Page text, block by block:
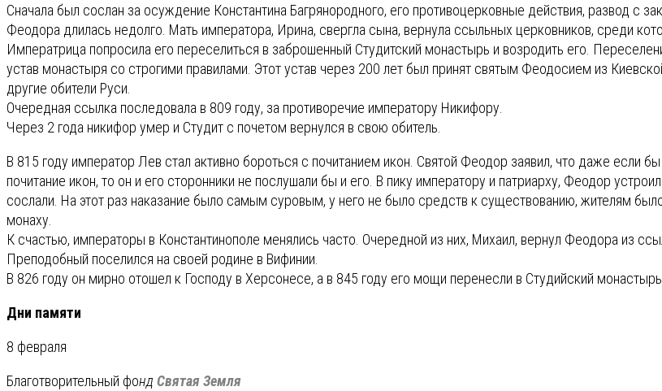
Сначала был сослан за осуждение Константина Багрянородного, его противоцерковные действия, развод с
Феодора длилась недолго. Мать императора, Ирина, свергла сына, вернула ссыльных церковников, среди
Императрица попросила его переселиться в заброшенный Студитский монастырь и возродить его.
устав монастыря со строгими правилами. Этот устав через 200 лет был принят святым Феодосием из
другие обители Руси.
Очередная ссылка последовала в 809 году, за противоречие императору Никифору.
Через 2 года никифор умер и Студит с почетом вернулся в свою обитель.
В 815 году император Лев стал активно бороться с почитанием икон. Святой Феодор заявил, что даже если
почитание икон, то он и его сторонники не послушали бы и его. В пику императору и патриарху, Феодор
сослали. На этот раз наказание было самым суровым, у него не было средств к существованию, жителям
монаху.
К счастью, императоры в Константинополе менялись часто. Очередной из них, Михаил, вернул Феодора из
Преподобный поселился на своей родине в Вифинии.
В 826 году он мирно отошел к Господу в Херсонесе, а в 845 году его мощи перенесли в Студийский
Дни памяти
8 февраля
Благотворительный фонд Святая Земля